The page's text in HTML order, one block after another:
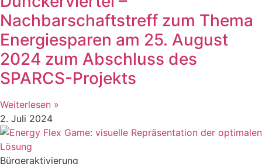
Nachbarschaftstreff zum Thema
Energiesparen am 25. August
2024 zum Abschluss des
SPARCS-Projekts
Weiterlesen »
2. Juli 2024
Bürgeraktivierung